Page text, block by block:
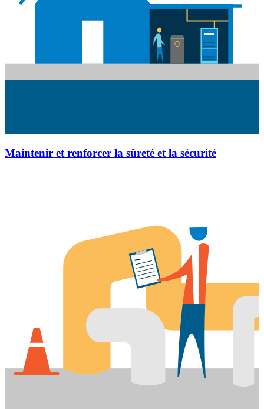
Maintenir et renforcer la sûreté et la sécurité